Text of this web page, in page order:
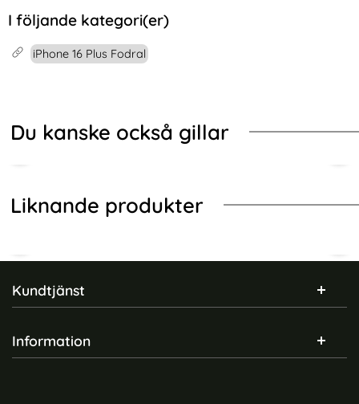
I följande kategori(er)
iPhone 16 Plus Fodral
Du kanske också gillar
Liknande produkter
Sidfot Blandad info och länkar
Kundtjänst
Information